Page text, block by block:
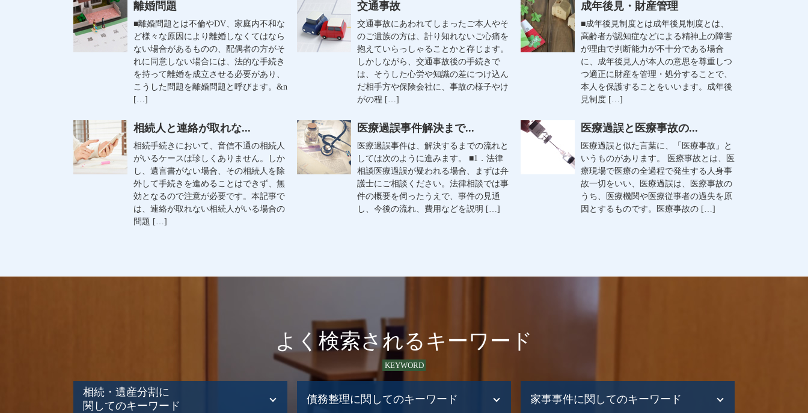
離婚問題
■離婚問題とは不倫やDV、家庭内不和な
ど様々な原因により離婚しなくてはなら
ない場合があるものの、配偶者の方がそ
れに同意しない場合には、法的な手続き
を持って離婚を成立させる必要があり、
こうした問題を離婚問題と呼びます。&n
[…]
交通事故
交通事故にあわれてしまったご本人やそ
のご遺族の方は、計り知れないご心痛を
抱えていらっしゃることかと存じます。
しかしながら、交通事故後の手続きで
は、そうした心労や知識の差につけ込ん
だ相手方や保険会社に、事故の様子やけ
がの程 […]
成年後見・財産管理
■成年後見制度とは成年後見制度とは、
高齢者が認知症などによる精神上の障害
が理由で判断能力が不十分である場合
に、成年後見人が本人の意思を尊重しつ
つ適正に財産を管理・処分することで、
本人を保護することをいいます。成年後
見制度 […]
相続人と連絡が取れな...
相続手続きにおいて、音信不通の相続人
がいるケースは珍しくありません。しか
し、遺言書がない場合、その相続人を除
外して手続きを進めることはできず、無
効となるので注意が必要です。本記事で
は、連絡が取れない相続人がいる場合の
問題 […]
医療過誤事件解決まで...
医療過誤事件は、解決するまでの流れと
しては次のように進みます。 ■1．法律
相談医療過誤が疑われる場合、まずは弁
護士にご相談ください。法律相談では事
件の概要を伺ったうえで、事件の見通
し、今後の流れ、費用などを説明 […]
医療過誤と医療事故の...
医療過誤と似た言葉に、「医療事故」と
いうものがあります。 医療事故とは、医
療現場で医療の全過程で発生する人身事
故一切をいい、医療過誤は、医療事故の
うち、医療機関や医療従事者の過失を原
因とするものです。医療事故の […]
よく検索されるキーワード
KEYWORD
相続・遺産分割に
関してのキーワード
債務整理に関してのキーワード 家事事件に関してのキーワード